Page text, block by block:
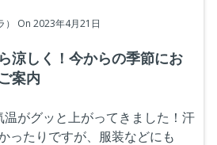
On 2023年4月21日
涼しく！今からの季節にお
案内
がグッと上がってきました！汗
ったりですが、服装などにも